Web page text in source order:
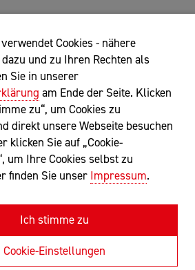
Cookies - nähere
und zu Ihren Rechten als
Sie in unserer
am Ende der Seite. Klicken
zu“, um Cookies zu
direkt unsere Webseite besuchen
klicken Sie auf „Cookie-
um Ihre Cookies selbst zu
finden Sie unser Impressum.
Ich stimme zu
Cookie-Einstellungen
Begriff einschließen:
-webshop, Exakter
things"
Entfernung
Z-A